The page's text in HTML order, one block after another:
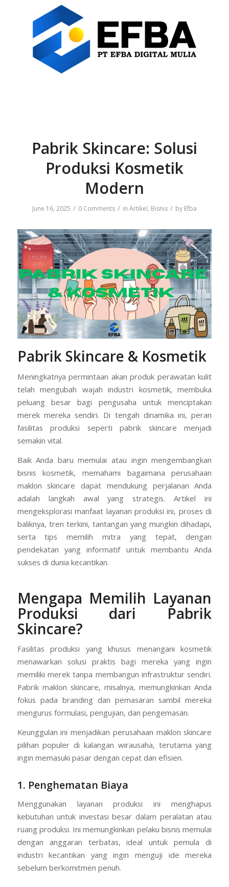
Pabrik Skincare: Solusi
Produksi Kosmetik
Modern
June 16, 2025 / 0 Comments / in Artikel, Bisnis / by Efba
Pabrik Skincare & Kosmetik
Meningkatnya permintaan akan produk perawatan kulit
telah mengubah wajah industri kosmetik, membuka
peluang besar bagi pengusaha untuk menciptakan
merek mereka sendiri. Di tengah dinamika ini, peran
fasilitas produksi seperti pabrik skincare menjadi
semakin vital.
Baik Anda baru memulai atau ingin mengembangkan
bisnis kosmetik, memahami bagaimana perusahaan
maklon skincare dapat mendukung perjalanan Anda
adalah langkah awal yang strategis. Artikel ini
mengeksplorasi manfaat layanan produksi ini, proses di
baliknya, tren terkini, tantangan yang mungkin dihadapi,
serta tips memilih mitra yang tepat, dengan
pendekatan yang informatif untuk membantu Anda
sukses di dunia kecantikan.
Mengapa Memilih Layanan
Produksi dari Pabrik
Skincare?
Fasilitas produksi yang khusus menangani kosmetik
menawarkan solusi praktis bagi mereka yang ingin
memiliki merek tanpa membangun infrastruktur sendiri.
Pabrik maklon skincare, misalnya, memungkinkan Anda
fokus pada branding dan pemasaran sambil mereka
mengurus formulasi, pengujian, dan pengemasan.
Keunggulan ini menjadikan perusahaan maklon skincare
pilihan populer di kalangan wirausaha, terutama yang
ingin memasuki pasar dengan cepat dan efisien.
1. Penghematan Biaya
Menggunakan layanan produksi ini menghapus
kebutuhan untuk investasi besar dalam peralatan atau
ruang produksi. Ini memungkinkan pelaku bisnis memulai
dengan anggaran terbatas, ideal untuk pemula di
industri kecantikan yang ingin menguji ide mereka
sebelum berkomitmen penuh.